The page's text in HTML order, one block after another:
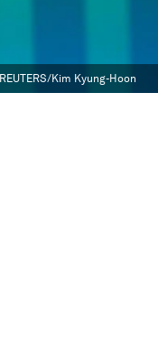
REUTERS/Kim Kyung-Hoon